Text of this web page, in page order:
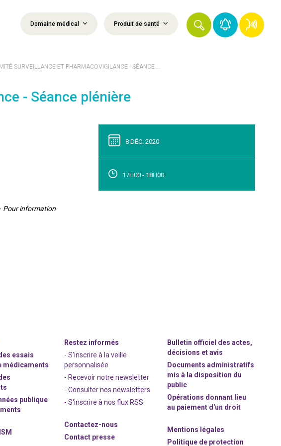
Domaine médical Produit de santé
SURVEILLANCE ET PHARMACOVIGILANCE - SÉANCE ...
- Séance plénière
Pour information
8 DÉC. 2020
17H00 - 18H00
essais
médicaments
publique
Restez informés
- S'inscrire à la veille
personnalisée
- Recevoir notre newsletter
- Consulter nos newsletters
-S'inscrire à nos flux RSS
Contactez-nous
Contact presse
Bulletin officiel des actes,
décisions et avis
Documents administratifs
mis à la disposition du
public
Opérations donnant lieu
au paiement d'un droit
Mentions légales
Politique de protection